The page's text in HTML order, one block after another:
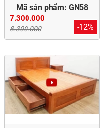
Mã sản phẩm: GN58
7.300.000
8.300.000 -12%